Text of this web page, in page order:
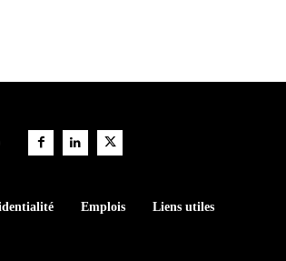
Emplois Liens utiles